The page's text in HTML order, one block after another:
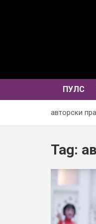
ПУЛС
авторски
Tag: